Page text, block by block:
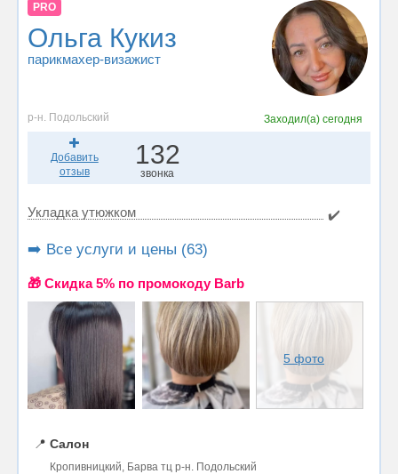
PRO
Ольга Кукиз
парикмахер-визажист
р-н. Подольский Заходил(а)сегодня
Добавить
отзыв
132
звонка
Укладка утюжком ✔️
➡️ Все услуги и цены (63)
🎁 Cкидка 5% по промокоду Barb
5 фото
📍 Салон
Кропивницкий, Барва тц р-н. Подольский